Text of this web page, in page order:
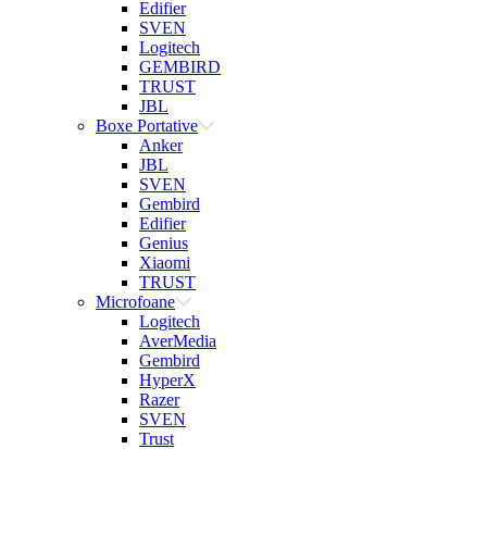
Edifier
SVEN
Logitech
GEMBIRD
TRUST
JBL
Boxe Portative
Anker
JBL
SVEN
Gembird
Edifier
Genius
Xiaomi
TRUST
Microfoane
Logitech
AverMedia
Gembird
HyperX
Razer
SVEN
Trust